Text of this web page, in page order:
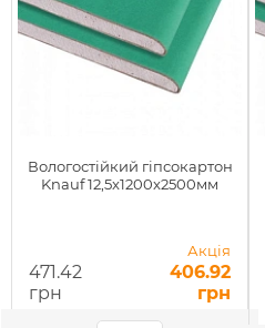
Вологостійкий гіпсокартон
Knauf 12,5x1200x2500мм
471.42
грн
Акція
406.92
грн